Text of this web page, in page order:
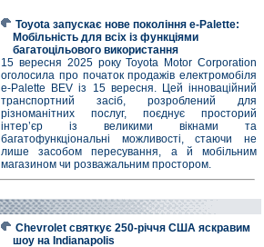
Toyota запускає нове покоління e-Palette:
Мобільність для всіх із функціями
багатоцільового використання
15 вересня 2025 року Toyota Motor Corporation
оголосила про початок продажів електромобіля
e-Palette BEV із 15 вересня. Цей інноваційний
транспортний засіб, розроблений для
різноманітних послуг, поєднує просторий
інтер’єр із великими вікнами та
багатофункціональні можливості, стаючи не
лише засобом пересування, а й мобільним
магазином чи розважальним простором.
Chevrolet святкує 250-річчя США яскравим
шоу на Indianapolis